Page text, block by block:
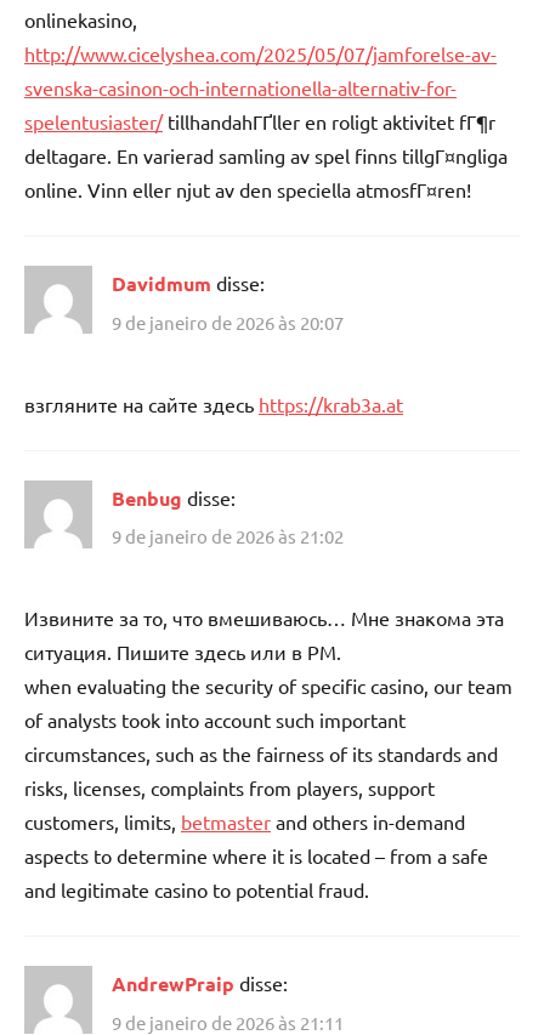
onlinekasino,
http://www.cicelyshea.com/2025/05/07/jamforelse-av-
svenska-casinon-och-internationella-alternativ-for-
spelentusiaster/tillhandahГҐller en roligt aktivitet fГ¶r
deltagare. En varierad samling av spel finns tillgГ¤ngliga
online. Vinn eller njut av den speciella atmosfГ¤ren!
Davidmum disse:
9 de janeiro de 2026 às 20:07
взгляните на сайте здесь https://krab3a.at
Benbug disse:
9 de janeiro de 2026 às 21:02
Извините за то, что вмешиваюсь… Мне знакома эта
ситуация. Пишите здесь или в PM.
when evaluating the security of specific casino, our team
of analysts took into account such important
circumstances, such as the fairness of its standards and
risks, licenses, complaints from players, support
customers, limits, betmaster and others in-demand
aspects to determine where it is located – from a safe
and legitimate casino to potential fraud.
AndrewPraip disse:
9 de janeiro de 2026 às 21:11